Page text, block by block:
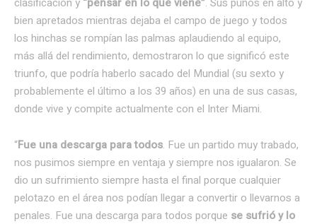
bien apretados mientras dejaba el campo de juego y todos
los hinchas se rompían las palmas aplaudiendo al equipo,
más allá del rendimiento, demostraron lo que significó este
triunfo, que podría haberlo sacado del Mundial (su sexto y
probablemente el último a los 39 años) en una de sus casas,
donde vive y compite actualmente con el Inter Miami.
“Fue una descarga para todos. Fue un partido muy trabado,
nos pusimos siempre en ventaja y siempre nos igualaron. Se
dio un sufrimiento siempre hasta el final porque cualquier
pelotazo en el área nos podían llegar a convertir o llevarnos a
penales. Fue una descarga para todos porque se sufrió y lo